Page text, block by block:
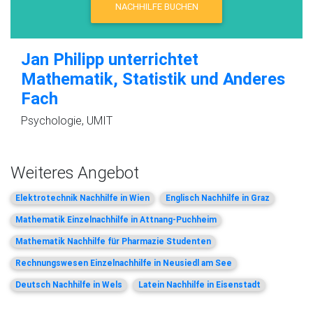
NACHHILFE BUCHEN
Jan Philipp unterrichtet
Mathematik, Statistik und Anderes
Fach
Psychologie, UMIT
Weiteres Angebot
Elektrotechnik Nachhilfe in Wien Englisch Nachhilfe in Graz
Mathematik Einzelnachhilfe in Attnang-Puchheim
Mathematik Nachhilfe für Pharmazie Studenten
Rechnungswesen Einzelnachhilfe in Neusiedl am See
Deutsch Nachhilfe in Wels Latein Nachhilfe in Eisenstadt